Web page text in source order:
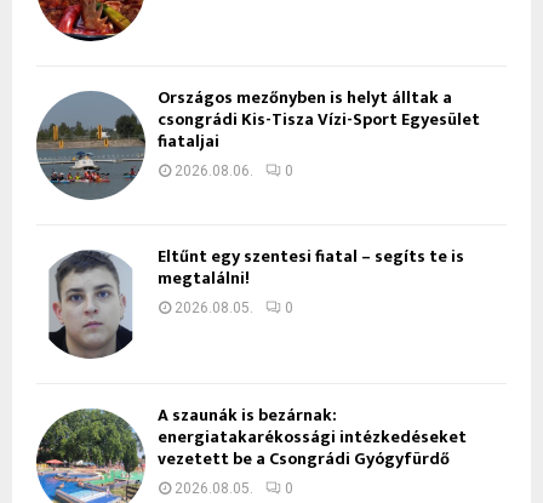
Országos mezőnyben is helyt álltak a
csongrádi Kis-Tisza Vízi-Sport Egyesület
fiataljai
2026.08.06. 0
Eltűnt egy szentesi fiatal – segíts te is
megtalálni!
2026.08.05. 0
A szaunák is bezárnak:
energiatakarékossági intézkedéseket
vezetett be a Csongrádi Gyógyfürdő
2026.08.05. 0